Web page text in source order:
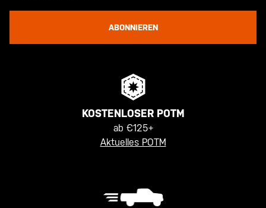
ABONNIEREN
KOSTENLOSER POTM
ab €125+
Aktuelles POTM